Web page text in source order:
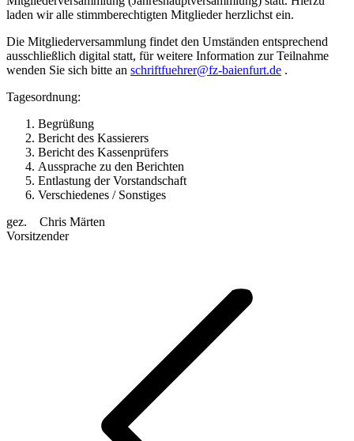
laden wir alle stimmberechtigten Mitglieder herzlichst ein.
Die Mitgliederversammlung findet den Umständen entsprechend
ausschließlich digital statt, für weitere Information zur Teilnahme
wenden Sie sich bitte an schriftfuehrer@fz-baienfurt.de .
Tagesordnung:
Begrüßung
Bericht des Kassierers
Bericht des Kassenprüfers
Aussprache zu den Berichten
Entlastung der Vorstandschaft
Verschiedenes / Sonstiges
gez. Chris Märten
Vorsitzender